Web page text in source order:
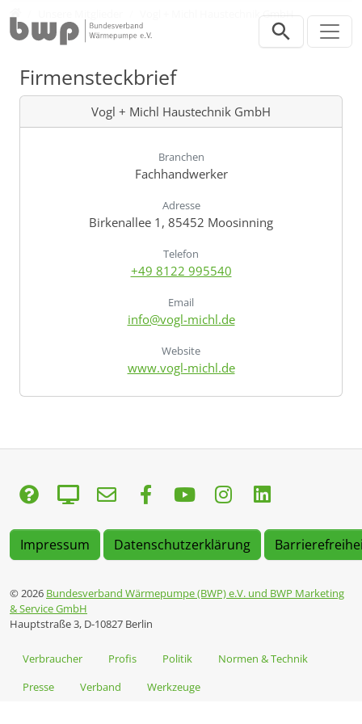
Vogl + Michl Haustechnik GmbH
Firmensteckbrief
Vogl + Michl Haustechnik GmbH
Branchen
Fachhandwerker
Adresse
Birkenallee 1, 85452 Moosinning
Telefon
+49 8122 995540
Email
info@vogl-michl.de
Website
www.vogl-michl.de
Impressum Datenschutzerklärung
© 2026 Bundesverband Wärmepumpe (BWP) e.V. und BWP Marketing
& Service GmbH
Hauptstraße 3, D-10827 Berlin
Verbraucher Profis Politik
Normen & Technik
Presse
Verband Werkzeuge